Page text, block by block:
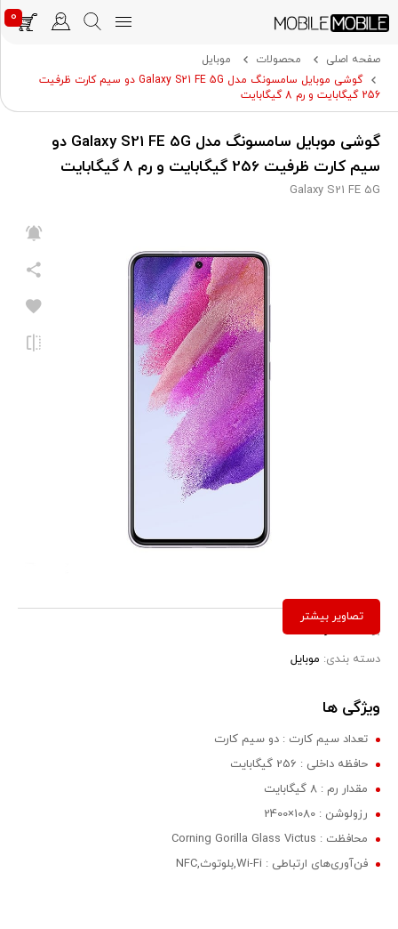
0
صفحه اصلی محصولات
موبایل
گوشی موبایل سامسونگ مدل Galaxy S21 FE 5G دو سیم‌ کارت ظرفیت
256 گیگابایت و رم 8 گیگابایت
گوشی موبایل سامسونگ مدل Galaxy S21 FE 5G دو
سیم‌ کارت ظرفیت 256 گیگابایت و رم 8 گیگابایت
Galaxy S21 FE 5G
برند:
دسته بندی: موبایل
ویژگی ها
تعداد سیم کارت : دو سیم کارت
حافظه داخلی : 256 گیگابایت
مقدار رم : 8 گیگابایت
رزولوشن : 1080×2400
محافظت : Corning Gorilla Glass Victus
فن‌آوری‌های ارتباطی : Wi-Fi,بلوتوث,NFC